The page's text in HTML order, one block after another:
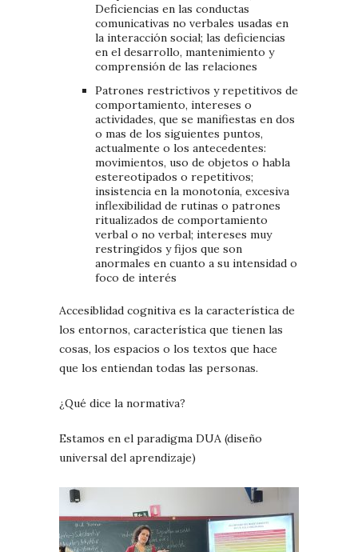
Deficiencias en las conductas
comunicativas no verbales usadas en
la interacción social; las deficiencias
en el desarrollo, mantenimiento y
comprensión de las relaciones
Patrones restrictivos y repetitivos de
comportamiento, intereses o
actividades, que se manifiestas en dos
o mas de los siguientes puntos,
actualmente o los antecedentes:
movimientos, uso de objetos o habla
estereotipados o repetitivos;
insistencia en la monotonía, excesiva
inflexibilidad de rutinas o patrones
ritualizados de comportamiento
verbal o no verbal; intereses muy
restringidos y fijos que son
anormales en cuanto a su intensidad o
foco de interés
Accesiblidad cognitiva es la característica de
los entornos, característica que tienen las
cosas, los espacios o los textos que hace
que los entiendan todas las personas.
¿Qué dice la normativa?
Estamos en el paradigma DUA (diseño
universal del aprendizaje)